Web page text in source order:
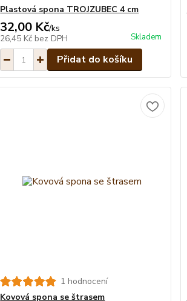
Plastová spona TROJZUBEC 4 cm
32,00 Kč/ks
26,45 Kč bez DPH Skladem
Přidat do košíku
1 hodnocení
Kovová spona se štrasem